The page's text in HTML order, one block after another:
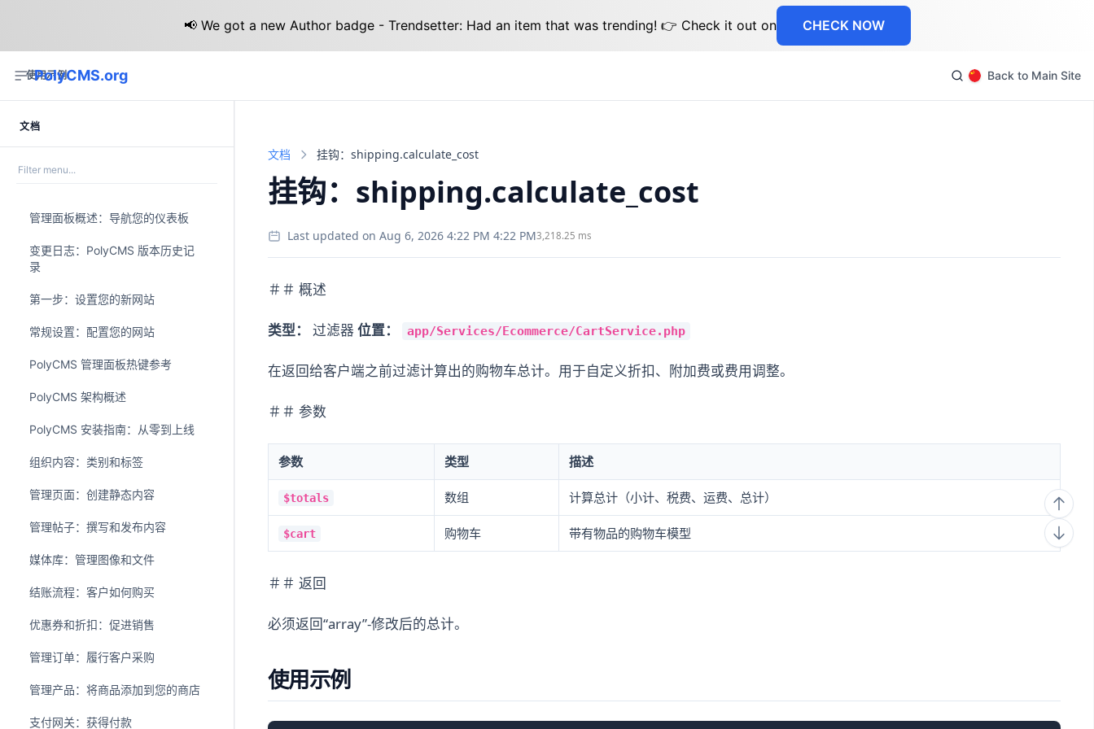
📢 We got a new Author badge - Trendsetter: Had an item that was trending! 👉 Check it out on CHECK NOW
PolyCMS.org
使用示例 Back to Main Site
文档
管理面板概述：导航您的仪表板
变更日志：PolyCMS 版本历史记
录
第一步：设置您的新网站
常规设置：配置您的网站
PolyCMS 管理面板热键参考
PolyCMS 架构概述
PolyCMS 安装指南：从零到上线
组织内容：类别和标签
管理页面：创建静态内容
管理帖子：撰写和发布内容
媒体库：管理图像和文件
结账流程：客户如何购买
优惠券和折扣：促进销售
管理订单：履行客户采购
管理产品：将商品添加到您的商店
支付网关：获得付款
文档 挂钩：shipping.calculate_cost
挂钩：shipping.calculate_cost
Last updated on Aug 6, 2026 4:22 PM 4:22 PM3,218.25 ms
＃＃ 概述
类型： 过滤器 位置： app/Services/Ecommerce/CartService.php
在返回给客户端之前过滤计算出的购物车总计。用于自定义折扣、附加费或费用调整。
＃＃ 参数
参数 类型 描述
$totals 数组 计算总计（小计、税费、运费、总计）
$cart 购物车 带有物品的购物车模型
＃＃ 返回
必须返回“array”-修改后的总计。
使用示例